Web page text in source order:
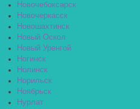
Новочебоксарск
Новочеркасск
Новошахтинск
Новый Оскол
Новый Уренгой
Ногинск
Нолинск
Норильск
Ноябрьск
Нурлат